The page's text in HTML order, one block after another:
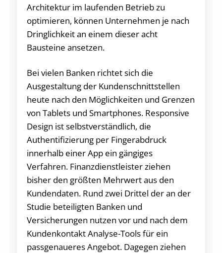
Architektur im laufenden Betrieb zu
optimieren, können Unternehmen je nach
Dringlichkeit an einem dieser acht
Bausteine ansetzen.
Bei vielen Banken richtet sich die
Ausgestaltung der Kundenschnittstellen
heute nach den Möglichkeiten und Grenzen
von Tablets und Smartphones. Responsive
Design ist selbstverständlich, die
Authentifizierung per Fingerabdruck
innerhalb einer App ein gängiges
Verfahren. Finanzdienstleister ziehen
bisher den größten Mehrwert aus den
Kundendaten. Rund zwei Drittel der an der
Studie beteiligten Banken und
Versicherungen nutzen vor und nach dem
Kundenkontakt Analyse-Tools für ein
passgenaueres Angebot. Dagegen ziehen